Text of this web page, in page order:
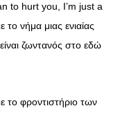
to hurt you, I’m just a
νήμα μιας ενιαίας
ζωντανός στο εδώ
το φροντιστήριο των